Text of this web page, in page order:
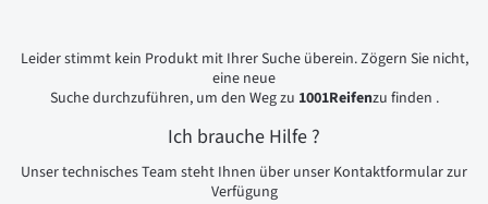
Leider stimmt kein Produkt mit Ihrer Suche überein. Zögern Sie nicht,
eine neue
Suche durchzuführen, um den Weg zu 1001Reifenzu finden .
Ich brauche Hilfe ?
Unser technisches Team steht Ihnen über unser Kontaktformular zur
Verfügung